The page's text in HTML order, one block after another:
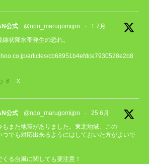
公式 @npo_marugomijpn ·
1 7月
状降水帯発生の恐れ。
articles/cb68951b4efdce7930528e2b8
8 X
公式 @npo_marugomijpn ·
25 6月
もまた地震がありました。東北地域、この
つでも対応出来るようにはしておいた方がよいで
くる台風に関しても要注意！